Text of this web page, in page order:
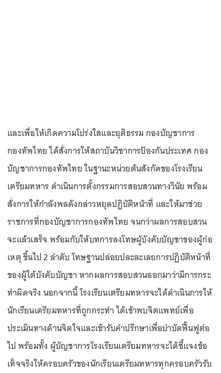
และเพื่อให้เกิดความโปร่งใสและยุติธรรม กองบัญชาการ
กองทัพไทย ได้สั่งการให้สถาบันวิชาการป้องกันประเทศ กอง
บัญชาการกองทัพไทย ในฐานะหน่วยต้นสังกัดของโรงเรียน
เตรียมทหาร ดำเนินการตั้งกรรมการสอบสวนทางวินัย พร้อม
สั่งการให้กำลังพลดังกล่าวหยุดปฏิบัติหน้าที่ และให้มาช่วย
ราชการที่กองบัญชาการกองทัพไทย จนกว่าผลการสอบสวน
จะแล้วเสร็จ พร้อมกับให้บทการลงโทษผู้บังคับบัญชาของผู้ก่อ
เหตุ ขึ้นไป 2 ลำดับ โทษฐานปล่อยปละละเลยการปฏิบัติหน้าที่
ของผู้ใต้บังคับบัญชา หากผลการสอบสวนออกมาว่ามีการกระ
ทำผิดจริง นอกจากนี้ โรงเรียนเตรียมทหารจะได้ดำเนินการให้
นักเรียนเตรียมทหารที่ถูกกระทำ ได้เข้าพบจิตแพทย์เพื่อ
ประเมินทางด้านจิตใจและเข้ารับคำปรึกษาเพื่อบำบัดฟื้นฟูต่อ
ไป พร้อมทั้ง ผู้บัญชาการโรงเรียนเตรียมทหารจะได้ชี้แจงข้อ
เท็จจริงให้ครอบครัวของนักเรียนเตรียมทหารทุกครอบครัวรับ